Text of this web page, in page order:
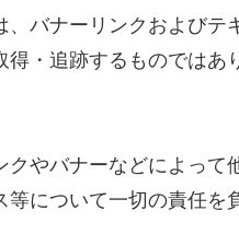
、バナーリンクおよびテ
・追跡するものではあ
クやバナーなどによっ
等について一切の責任を